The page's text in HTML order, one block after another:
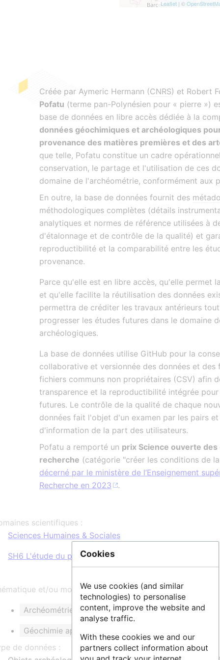
Leaflet | ©
Créée par Aymeric Hermann (CNRS) et Robert
Pofatu (terme pan-Polynésien pour « pierre »)
base de données en libre accès dédiée à la
données géochimiques et archéologiques
provenance des matières premières et des
que telle, Pofatu constitue un cadre
conservation, le partage et l'utilisation de ces
domaine de l'archéométrie, conformément aux
En outre, la base de données fournit des
méthodologiques complètes (détails
analytiques et normes de référence utilisées à
d'étalonnage et de contrôle de la qualité) et
reproductibilité et la comparabilité entre les
provenance.
Parce qu'elle est en libre accès, qu'elle permet
et qu'elle facilite la réutilisation des données
permettra de créditer les travaux antérieurs
progresser les études futures dans le domaine
archéologiques.
La base de données utilise GitHub pour la
collaborative et versionnée des données et des
fichiers communs non propriétaires (CSV) afin
transparence et la reproductibilité intégrée
futures. Le contrôle de la qualité de chaque
données fait l'objet d'un examen par les pairs
d'information de la part des utilisateurs.
Pofatu a remporté un prix Science ouverte des
recherche (catégorie "créer les conditions de
décerné par le ministère de l’Enseignement
Recherche en 2023
.
scientifiques :
Sciences Humaines & Sociales
SH6 L'étude du passé humain
et/ou mots clés :
Archéométrie des provenances
Géochimie appliquée à l'archéologie
de données :
Cookies
We use cookies (and similar
technologies) to personalise
content, improve the website and
analyse traffic.
With these cookies we and our
partners collect information about